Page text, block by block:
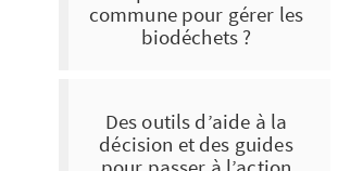
commune pour gérer les
biodéchets ?
Des outils d’aide à la
décision et des guides